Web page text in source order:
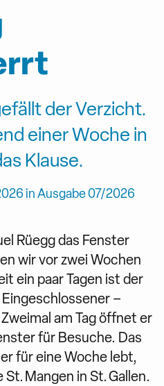
der Verzicht.
einer Woche in
Klause.
in Ausgabe 07/2026
Rüegg das Fenster
wir vor zwei Wochen
ein paar Tagen ist der
–
am Tag öffnet er
für Besuche. Das
für eine Woche lebt,
Mangen in St. Gallen.